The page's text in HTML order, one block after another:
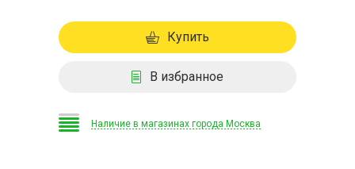
Купить
В избранное
Наличие в магазинах города Москва